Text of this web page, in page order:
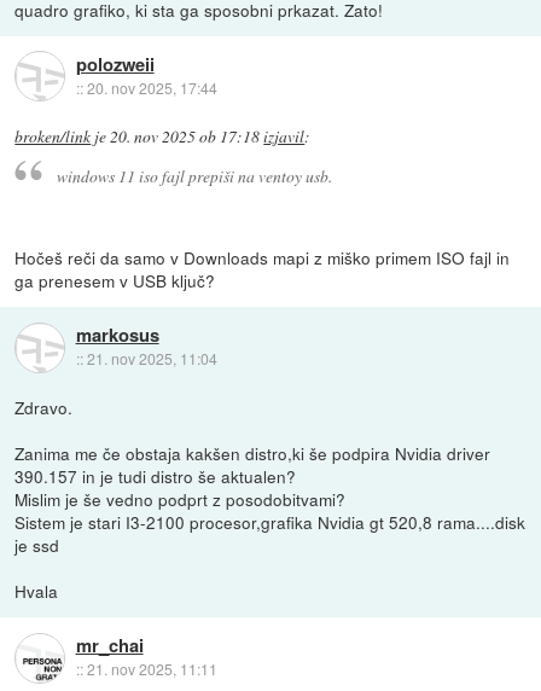
quadro grafiko, ki sta ga sposobni prkazat. Zato!
polozweii
::20. nov 2025, 17:44
broken/link je 20. nov 2025 ob 17:18izjavil:
windows 11 iso fajl prepiši na ventoy usb.
Hočeš reči da samo v Downloads mapi z miško primem ISO fajl in
ga prenesem v USB ključ?
markosus
::21. nov 2025, 11:04
Zdravo.
Zanima me če obstaja kakšen distro,ki še podpira Nvidia driver
390.157 in je tudi distro še aktualen?
Mislim je še vedno podprt z posodobitvami?
Sistem je stari I3-2100 procesor,grafika Nvidia gt 520,8 rama....disk
je ssd
Hvala
mr_chai
::21. nov 2025, 11:11